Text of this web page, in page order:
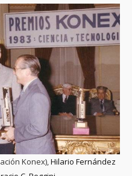
Konex),Hilario Fernández